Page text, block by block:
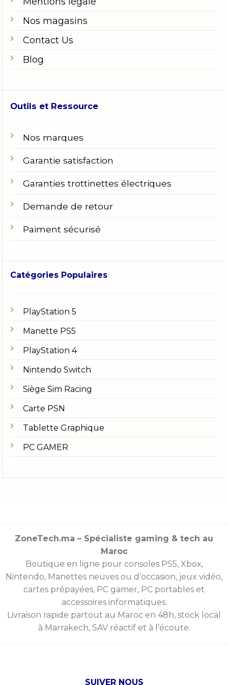
Nos magasins
Contact Us
Blog
Outils et Ressource
Nos marques
Garantie satisfaction
Garanties trottinettes électriques
Demande de retour
Paiment sécurisé
Catégories Populaires
PlayStation 5
Manette PS5
PlayStation 4
Nintendo Switch
Siège Sim Racing
Carte PSN
Tablette Graphique
PC GAMER
ZoneTech.ma – Spécialiste gaming & tech au
Maroc
Boutique en ligne pour consoles PS5, Xbox,
Nintendo, Manettes neuves ou d’occasion, jeux vidéo,
cartes prépayées, PC gamer, PC portables et
accessoires informatiques.
Livraison rapide partout au Maroc en 48h, stock local
à Marrakech, SAV réactif et à l’écoute.
SUIVER NOUS